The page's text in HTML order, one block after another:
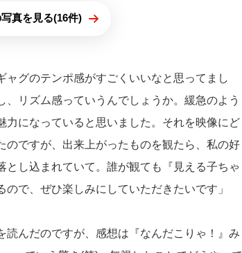
真を見る(16件)
ャグのテンポ感がすごくいいなと思ってまし
リズム感っていうんでしょうか。緩急のよう
力になっていると思いました。それを映像にど
のですが、出来上がったものを観たら、私の好
とし込まれていて。誰が観ても『見える子ちゃ
で、ぜひ楽しみにしていただきたいです」
読んだのですが、感想は『なんだこりゃ！』み